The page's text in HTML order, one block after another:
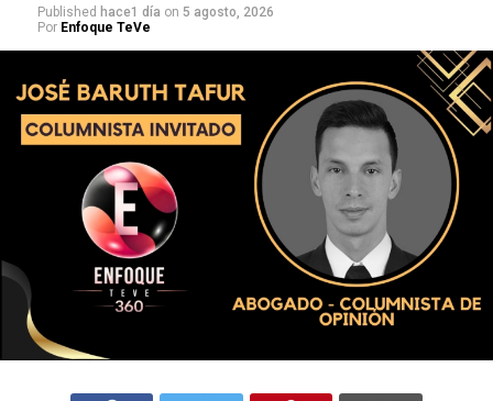
Published hace1 día on 5 agosto, 2026
Por Enfoque TeVe